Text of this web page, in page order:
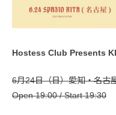
Hostess Club Presents
6月24日（日）愛知・名古
Open 19:00 / Start 19:30